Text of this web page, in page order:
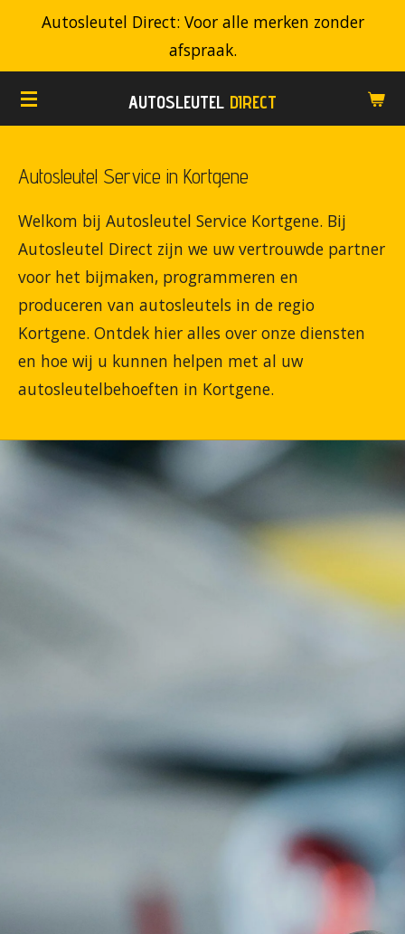
de
AUTOSLEUTEL DIRECT
Autosleutel Direct: Voor alle merken zonder
afspraak.
Autosleutel Service in Kortgene
Welkom bij Autosleutel Service Kortgene. Bij
Autosleutel Direct zijn we uw vertrouwde partner
voor het bijmaken, programmeren en
produceren van autosleutels in de regio
Kortgene. Ontdek hier alles over onze diensten
en hoe wij u kunnen helpen met al uw
autosleutelbehoeften in Kortgene.